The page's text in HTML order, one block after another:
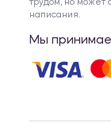
трудом, но может
написания.
Мы